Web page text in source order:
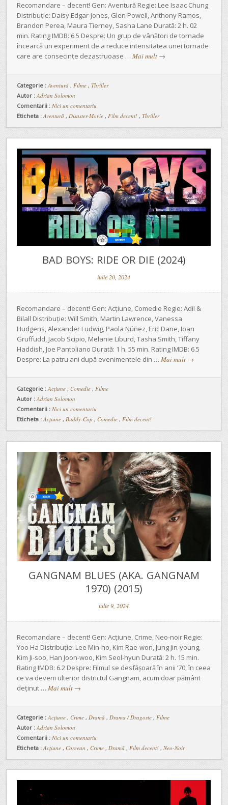
Recomandare – decent! Gen: Aventură Regie: Lee Isaac Chung
Distribuție: Daisy Edgar-Jones, Glen Powell, Anthony Ramos,
Brandon Perea, Maura Tierney, Sasha Lane Durată: 2 h. 02
min. Rating IMDB: 6.5 Despre: Un grup de vânători de tornade
încearcă un experiment de a reduce intensitatea unei tornade
care are consecințe dezastruoase … Mai mult →
Categorie :Aventură , Filme , Thriller
Autor : Adrian Solomon
Comentarii : Nici un comentariu
Eticheta : Aventură , Disaster-Movie , Film decent! , Thriller
BAD BOYS: RIDE OR DIE (2024)
iulie 20, 2024
Recomandare – decent! Gen: Acțiune, Comedie Regie: Adil &
Bilall Distribuție: Will Smith, Martin Lawrence, Vanessa
Hudgens, Alexander Ludwig, Paola Núñez, Eric Dane, Ioan
Gruffudd, Jacob Scipio, Melanie Liburd, Tasha Smith, Tiffany
Haddish, Joe Pantoliano Durată: 1 h. 55 min. Rating IMDB: 6.5
Despre: La patru ani după evenimentele din … Mai mult →
Categorie : Acţiune , Comedie , Filme
Autor : Adrian Solomon
Comentarii : Nici un comentariu
Eticheta : Acțiune , Buddy-Cop , Comedie , Film decent!
GANGNAM BLUES (AKA. GANGNAM
1970) (2015)
iulie 9, 2024
Recomandare – decent! Gen: Acțiune, Crime, Neo-noir Regie:
Yoo Ha Distribuție: Lee Min-ho, Kim Rae-won, Jung Jin-young,
Kim Ji-soo, Han Joon-woo, Kim Seol-hyun Durată: 2 h. 15 min.
Rating IMDB: 6.2 Despre: Filmul se desfășoară în anii ’70, în ceea
ce va deveni ulterior districtul Gangnam, acum doar pământ
deținut … Mai mult →
Categorie : Acţiune , Crime , Dramă , Drama / Dragoste , Filme
Autor : Adrian Solomon
Comentarii : Nici un comentariu
Eticheta : Acțiune , Coreean , Crime , Dramă , Film decent! , Neo-Noir